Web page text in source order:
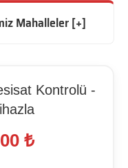
Mahalleler [+]
Kontrolü -
₺